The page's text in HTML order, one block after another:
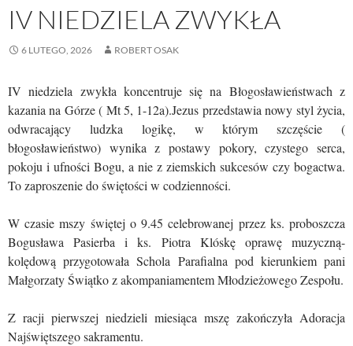
IV NIEDZIELA ZWYKŁA
6 LUTEGO, 2026 ROBERT OSAK
IV niedziela zwykła koncentruje się na Błogosławieństwach z
kazania na Górze ( Mt 5, 1-12a).Jezus przedstawia nowy styl życia,
odwracający ludzka logikę, w którym szczęście (
błogosławieństwo) wynika z postawy pokory, czystego serca,
pokoju i ufności Bogu, a nie z ziemskich sukcesów czy bogactwa.
To zaproszenie do świętości w codzienności.
W czasie mszy świętej o 9.45 celebrowanej przez ks. proboszcza
Bogusława Pasierba i ks. Piotra Klóskę oprawę muzyczną-
kolędową przygotowała Schola Parafialna pod kierunkiem pani
Małgorzaty Świątko z akompaniamentem Młodzieżowego Zespołu.
Z racji pierwszej niedzieli miesiąca mszę zakończyła Adoracja
Najświętszego sakramentu.